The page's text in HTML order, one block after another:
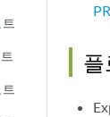
플